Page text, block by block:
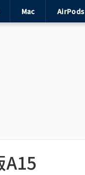
Mac AirPods
A15